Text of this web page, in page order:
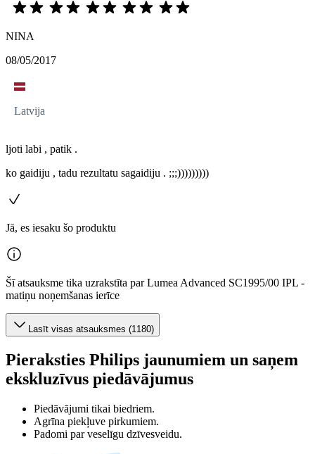
NINA
08/05/2017
Latvija
ljoti labi , patik .
ko gaidiju , tadu rezultatu sagaidiju . ;;;)))))))))
Jā, es iesaku šo produktu
Šī atsauksme tika uzrakstīta par Lumea Advanced SC1995/00 IPL -
matiņu noņemšanas ierīce
Lasīt visas atsauksmes (1180)
Pieraksties Philips jaunumiem un saņem
ekskluzīvus piedāvājumus
Piedāvājumi tikai biedriem.
Agrīna piekļuve pirkumiem.
Padomi par veselīgu dzīvesveidu.